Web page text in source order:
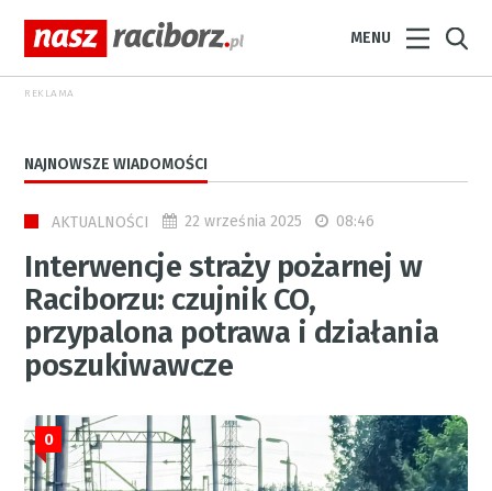
MENU
REKLAMA
NAJNOWSZE WIADOMOŚCI
AKTUALNOŚCI 22 września 2025 08:46
Interwencje straży pożarnej w
Raciborzu: czujnik CO,
przypalona potrawa i działania
poszukiwawcze
0